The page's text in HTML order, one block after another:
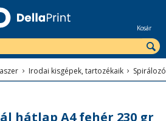
Kosár
Irodai kisgépek, tartozékaik
hátlap A4 fehér 230 gr